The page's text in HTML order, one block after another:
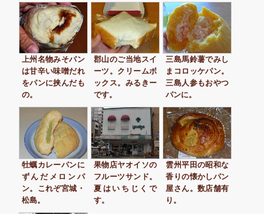
上州名物みそパン
は甘辛い味噌だれ
をパンに挟んだも
の。
郡山のご当地スイ
ーツ。クリームボ
ックス。みるきー
です。
三島馬鈴薯でみし
まコロッケパン。
三島人参もおやつ
パンに。
牡蠣カレーパンに
ずんだメロンパ
ン。これぞ宮城・
松島。
果物店ヤオイソの
フルーツサンド。
夏はいちじくで
す。
雲州平田の昭和な
香りの懐かしパン
屋さん。数店舗有
り。